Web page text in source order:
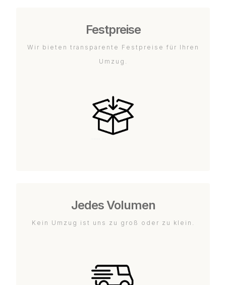
Festpreise
Wir bieten transparente Festpreise für Ihren
Umzug.
Jedes Volumen
Kein Umzug ist uns zu groß oder zu klein.